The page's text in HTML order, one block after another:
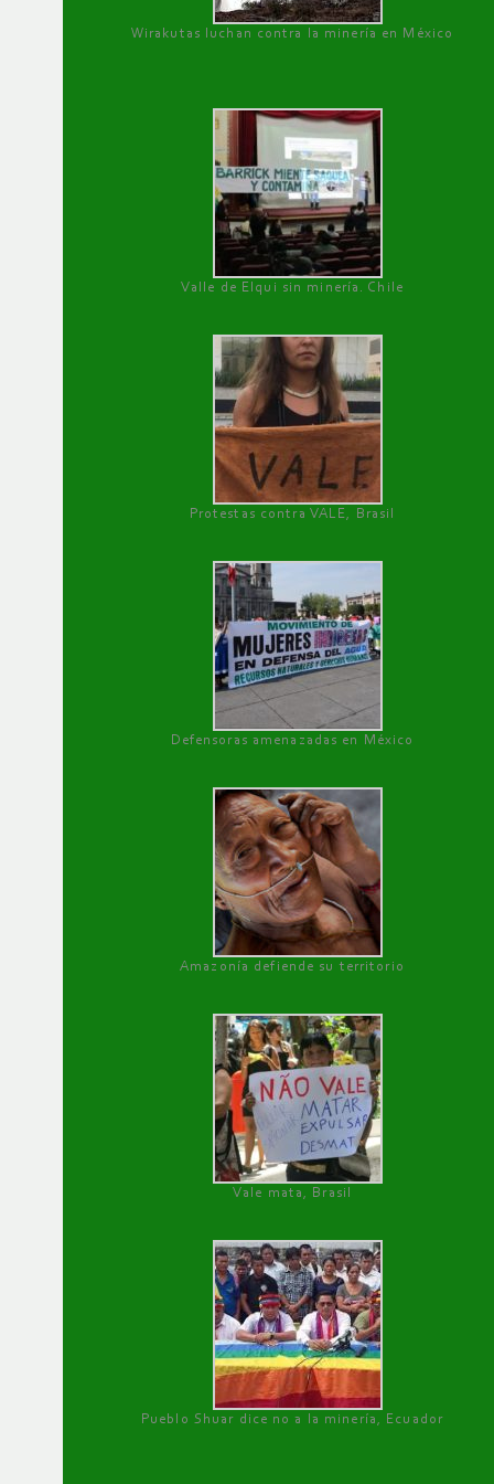
Wirakutas luchan contra la minería en México
Valle de Elqui sin minería. Chile
Protestas contra VALE, Brasil
Defensoras amenazadas en México
Amazonía defiende su territorio
Vale mata, Brasil
Pueblo Shuar dice no a la minería, Ecuador